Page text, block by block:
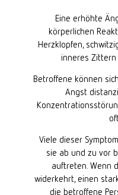
Eine erhöhte
körperlichen
Herzklopfen,
inneres Zittern
Betroffene können
Angst
Viele dieser
sie ab und zu vor
auftreten. Wenn
widerkehrt, einen
die betroffene